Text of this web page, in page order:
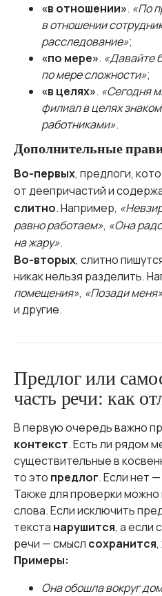
«в отношении». «По
в отношении
расследование»;
«по мере». «Давайте
по мере сложности»;
«в целях». «Сегодня
филиал в целях
работниками».
Дополнительные
Во-первых, предлоги,
от деепричастий и
слитно. Например,
равно работаем», «Она
на жару».
Во-вторых, слитно
никак нельзя разделить.
помещения», «Позади
и другие.
Предлог или
часть речи: как
В первую очередь важно
контекст. Есть ли рядом
существительные в
то это предлог. Если нет —
Также для проверки
слова. Если исключить
текста нарушится, а если
речи — смысл сохранится,
Примеры:
Она обошла вокруг